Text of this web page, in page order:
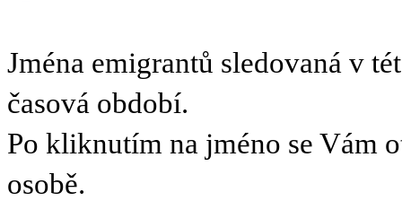
Jména emigrantů sledovaná v
časová období.
Po kliknutím na jméno se Vám
osobě.